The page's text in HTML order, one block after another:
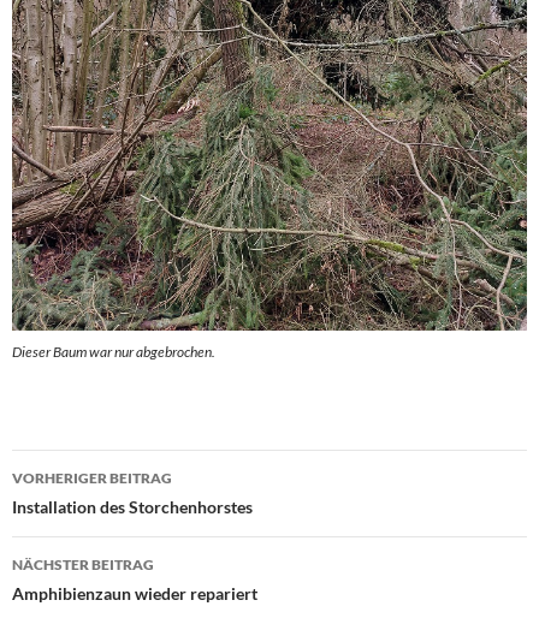
Dieser Baum war nur abgebrochen.
Beitrags-
Navigation
VORHERIGER BEITRAG
Installation des Storchenhorstes
NÄCHSTER BEITRAG
Amphibienzaun wieder repariert